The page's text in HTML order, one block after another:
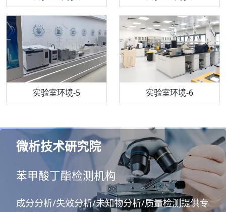
实验室环境-5 实验室环境-6
机构质检技术员-5 机构质检技术员-6
气相色谱仪 万能力学试验仪
微析技术研究院
苯甲酸丁酯检测机构
成分分析/失效分析/未知物分析/质量检测提供专